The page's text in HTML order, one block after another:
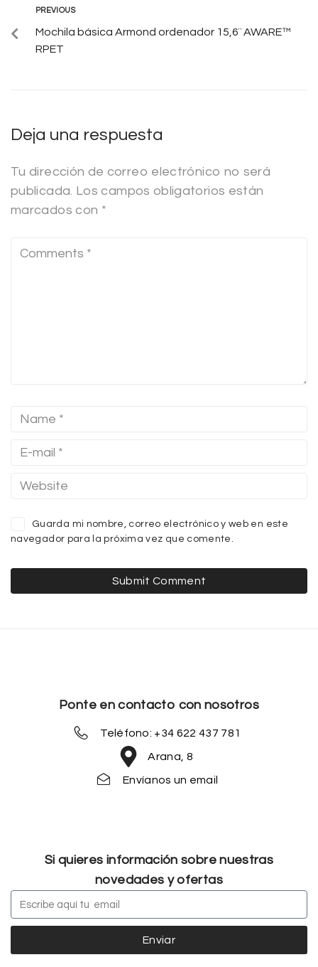
PREVIOUS
Mochila básica Armond ordenador 15,6¨ AWARE™
RPET
Deja una respuesta
Tu dirección de correo electrónico no será
publicada. Los campos obligatorios están
marcados con *
Guarda mi nombre, correo electrónico y web en este
navegador para la próxima vez que comente.
Ponte en contacto con nosotros
Teléfono: +34 622 437 781
Arana, 8
Envíanos un email
Si quieres información sobre nuestras
novedades y ofertas
Enviar